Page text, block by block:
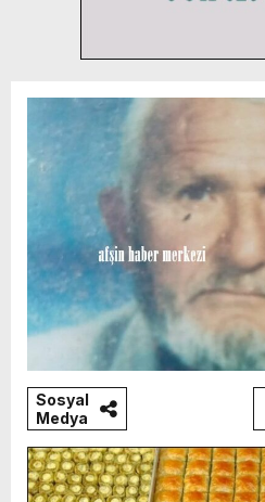
Sosyal
Medya